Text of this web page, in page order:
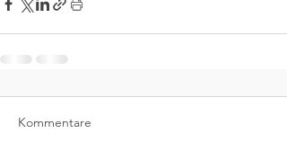
Kommentare